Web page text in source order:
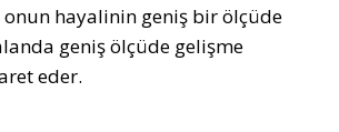
onun hayalinin geniş bir ölçüde
geniş ölçüde gelişme
eder.